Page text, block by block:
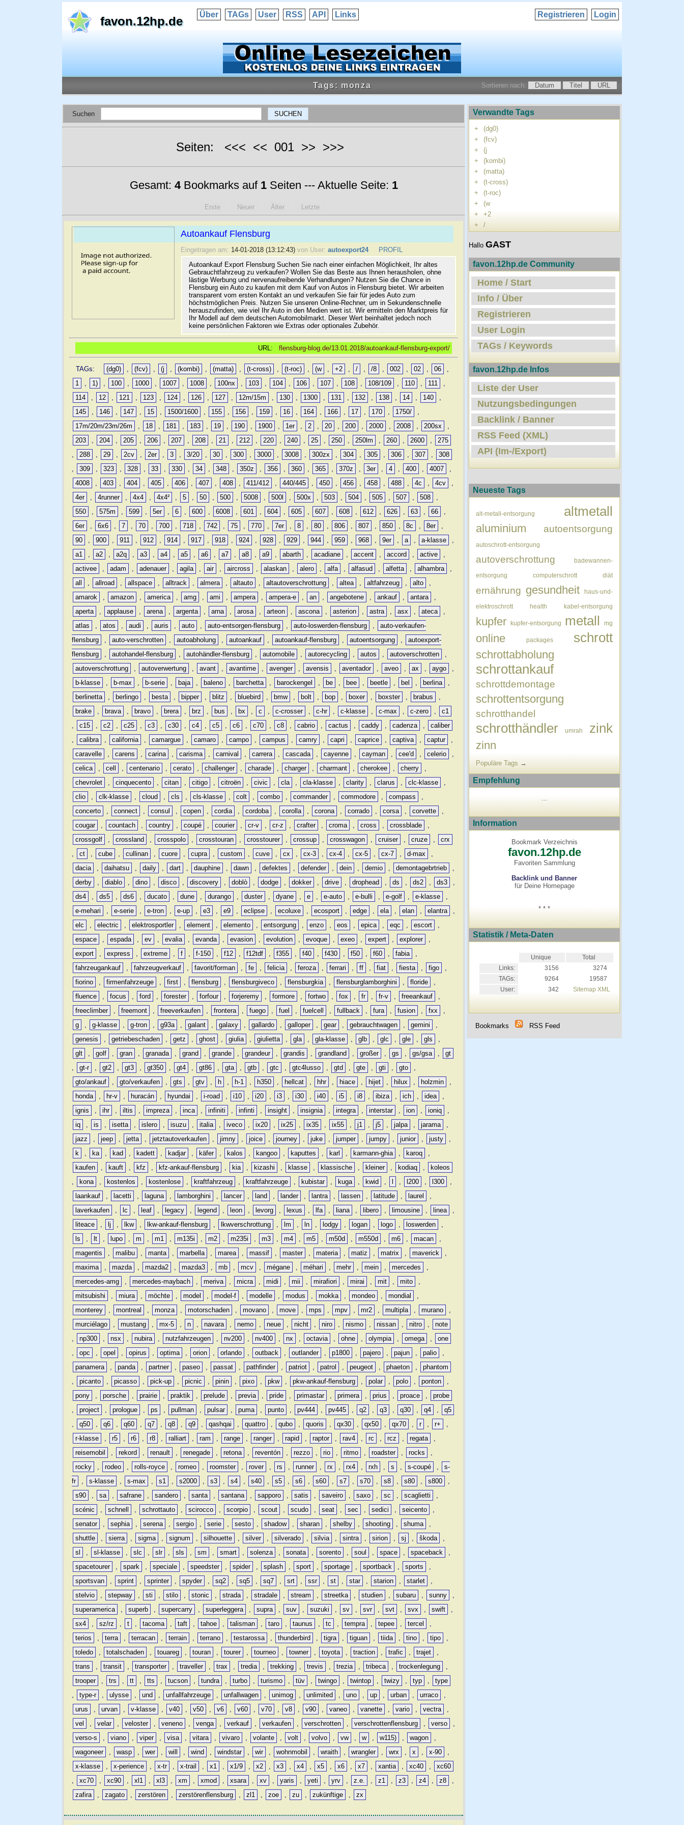
favon.12hp.de Über TAGs User RSS API Links Login
Registrieren
Tags: monza Sortieren nach: Datum Titel URL
Suchen
Seiten: <<< << 001 >> >>>
Gesamt: 4Bookmarks auf 1Seiten --- Aktuelle Seite: 1
Erste Neuer Älter Letzte
Autoankauf Flensburg
Eingetragen am: 14-01-2018 (13:12:43) von User: autoexport24
PROFIL
Autoankauf Export Flensburg Suchen Sie nach einer einfachen Möglichkeit, Ihr altes
Gebrauchtfahrzeug zu verkaufen? Wollen Sie das Beste aus Ihnen herausholen, ohne
lästige Werbung und nervenaufreibende Verhandlungen? Nutzen Sie die Chance in
Flensburg ein Auto zu kaufen mit dem Kauf von Autos in Flensburg bietet. Wir arbeiten
transparent vom ersten Kontakt an und verkaufen Sie fair für jedes Auto zum
höchstmöglichen Preis. Nutzen Sie unseren Online-Rechner, um in Sekundenschnelle
herauszufinden, wie viel Ihr Auto in den Medien wert ist. Wir ermitteln den Marktpreis für
Ihr Modell auf dem deutschen Automobilmarkt. Dieser Wert beinhaltet jedoch noch
keine persönlichen Faktoren wie Extras oder optionales Zubehör.
URL: flensburg-blog.de/13.01.2018/autoankauf-flensburg-export/
TAGs: (dg0) , (fcv) , (j , (kombi) , (matta) , (t-cross) , (t-roc) , (w , +2 , / , /8 , 002 , 02 , 06
,
1
, 1) , 100 , 1000 , 1007 , 1008 , 100nx , 103 , 104 , 106 , 107 , 108 , 108/109 , 110 , 111
,
114
, 12 , 121 , 123 , 124 , 126 , 127 , 12m/15m , 130 , 1300 , 131 , 132 , 138 , 14 , 140
,
145
, 146 , 147 , 15 , 1500/1600 , 155 , 156 , 159 , 16 , 164 , 166 , 17 , 170 , 1750/
,
17m/20m/23m/26m
, 18 , 181 , 183 , 19 , 190 , 1900 , 1er , 2 , 20 , 200 , 2000 , 2008 , 200sx
,
203
, 204 , 205 , 206 , 207 , 208 , 21 , 212 , 220 , 240 , 25 , 250 , 250lm , 260 , 2600 ,
275
,
288 , 29 , 2cv , 2er , 3 , 3/20 , 30 , 300 , 3000 , 3008 , 300zx , 304 , 305 , 306 , 307 ,
308
,
309 , 323 , 328 , 33 , 330 , 34 , 348 , 350z , 356 , 360 , 365 , 370z , 3er , 4 , 400 , 4007
,
4008
, 403 , 404 , 405 , 406 , 407 , 408 , 411/412 , 440/445 , 450 , 456 , 458 , 488 , 4c , 4cv
,
4er
, 4runner , 4x4 , 4x4² , 5 , 50 , 500 , 5008 , 500l , 500x , 503 , 504 , 505 , 507 , 508
,
550
, 575m , 599 , 5er , 6 , 600 , 6008 , 601 , 604 , 605 , 607 , 608 , 612 , 626 , 63 , 66
,
6er
, 6x6 , 7 , 70 , 700 , 718 , 742 , 75 , 770 , 7er , 8 , 80 , 806 , 807 , 850 , 8c , 8er
,
90
, 900 , 911 , 912 , 914 , 917 , 918 , 924 , 928 , 929 , 944 , 959 , 968 , 9er , a , a-klasse
,
a1
, a2 , a2q , a3 , a4 , a5 , a6 , a7 , a8 , a9 , abarth , acadiane , accent , accord , active
,
activee
, adam , adenauer , agila , air , aircross , alaskan , alero , alfa , alfasud , alfetta , alhambra
,
all
, allroad , allspace , alltrack , almera , altauto , altautoverschrottung , altea , altfahrzeug , alto
,
amarok
, amazon , america , amg , ami , ampera , ampera-e , an , angebotene , ankauf , antara
,
aperta
, applause , arena , argenta , arna , arosa , arteon , ascona , asterion , astra , asx , ateca
,
atlas
, atos , audi , auris , auto , auto-entsorgen-flensburg , auto-loswerden-flensburg ,
auto-verkaufen-
flensburg
, auto-verschrotten , autoabholung , autoankauf , autoankauf-flensburg , autoentsorgung ,
autoexport-
flensburg
, autohandel-flensburg , autohändler-flensburg , automobile , autorecycling , autos , autoverschrotten
,
autoverschrottung
, autoverwertung , avant , avantime , avenger , avensis , aventador , aveo , ax , aygo
,
b-klasse
, b-max , b-serie , baja , baleno , barchetta , barockengel , be , bee , beetle , bel , berlina
,
berlinetta
, berlingo , besta , bipper , blitz , bluebird , bmw , bolt , bop , boxer , boxster , brabus
,
brake
, brava , bravo , brera , brz , bus , bx , c , c-crosser , c-hr , c-klasse , c-max , c-zero ,
c1
,
c15 , c2 , c25 , c3 , c30 , c4 , c5 , c6 , c70 , c8 , cabrio , cactus , caddy , cadenza ,
caliber
,
calibra , california , camargue , camaro , campo , campus , camry , capri , caprice , captiva , captur
,
caravelle
, carens , carina , carisma , carnival , carrera , cascada , cayenne , cayman , cee'd , celerio
,
celica
, cell , centenario , cerato , challenger , charade , charger , charmant , cherokee , cherry
,
chevrolet
, cinquecento , citan , citigo , citroën , civic , cla , cla-klasse , clarity , clarus , clc-klasse
,
clio
, clk-klasse , cloud , cls , cls-klasse , colt , combo , commander , commodore , compass
,
concerto
, connect , consul , copen , cordia , cordoba , corolla , corona , corrado , corsa , corvette
,
cougar
, countach , country , coupé , courier , cr-v , cr-z , crafter , croma , cross , crossblade
,
crossgolf
, crossland , crosspolo , crosstouran , crosstourer , crossup , crosswagon , cruiser , cruze ,
crx
,
ct , cube , cullinan , cuore , cupra , custom , cuve , cx , cx-3 , cx-4 , cx-5 , cx-7 , d-max
,
dacia
, daihatsu , daily , dart , dauphine , dawn , defektes , defender , dein , demio , demontagebrtrieb
,
derby
, diablo , dino , disco , discovery , doblò , dodge , dokker , drive , drophead , ds , ds2 , ds3
,
ds4
, ds5 , ds6 , ducato , dune , durango , duster , dyane , e , e-auto , e-bulli , e-golf , e-klasse
,
e-mehari
, e-serie , e-tron , e-up , e3 , e9 , eclipse , ecoluxe , ecosport , edge , ela , elan , elantra
,
elc
, electric , elektrosportler , element , elemento , entsorgung , enzo , eos , epica , eqc , escort
,
espace
, espada , ev , evalia , evanda , evasion , evolution , evoque , exeo , expert , explorer
,
export
, express , extreme , f , f-150 , f12 , f12tdf , f355 , f40 , f430 , f50 , f60 , fabia
,
fahrzeugankauf
, fahrzeugverkauf , favorit/forman , fe , felicia , feroza , ferrari , ff , fiat , fiesta , figo
,
fiorino
, firmenfahrzeuge , first , flensburg , flensburgiveco , flensburgkia , flensburglamborghini , floride
,
fluence
, focus , ford , forester , forfour , forjeremy , formore , fortwo , fox , fr , fr-v , freeankauf
,
freeclimber
, freemont , freeverkaufen , frontera , fuego , fuel , fuelcell , fullback , fura , fusion , fxx
,
g
, g-klasse , g-tron , g93a , galant , galaxy , gallardo , galloper , gear , gebrauchtwagen , gemini
,
genesis
, getriebeschaden , getz , ghost , giulia , giulietta , gla , gla-klasse , glb , glc , gle , gls
,
glt
, golf , gran , granada , grand , grande , grandeur , grandis , grandland , großer , gs , gs/gsa ,
gt
,
gt-r , gt2 , gt3 , gt350 , gt4 , gt86 , gta , gtb , gtc , gtc4lusso , gtd , gte , gti , gto
,
gto/ankauf
, gto/verkaufen , gts , gtv , h , h-1 , h350 , hellcat , hhr , hiace , hijet , hilux , holzmin
,
honda
, hr-v , huracán , hyundai , i-road , i10 , i20 , i3 , i30 , i40 , i5 , i8 , ibiza , ich , idea
,
ignis
, ihr , iltis , impreza , inca , infiniti , infinti , insight , insignia , integra , interstar , ion , ioniq
,
iq
, is , isetta , islero , isuzu , italia , iveco , ix20 , ix25 , ix35 , ix55 , j1 , j5 , jalpa , jarama
,
jazz
, jeep , jetta , jetztautoverkaufen , jimny , joice , journey , juke , jumper , jumpy , junior , justy
,
k
, ka , kad , kadett , kadjar , käfer , kalos , kangoo , kaputtes , karl , karmann-ghia , karoq
,
kaufen
, kauft , kfz , kfz-ankauf-flensburg , kia , kizashi , klasse , klassische , kleiner , kodiaq ,
koleos
,
kona , kostenlos , kostenlose , kraftfahrzeug , kraftfahrzeuge , kubistar , kuga , kwid , , l200 , l300
,
laankauf
, lacetti , laguna , lamborghini , lancer , land , lander , lantra , lassen , latitude , laurel
,
laverkaufen
, lc , leaf , legacy , legend , leon , levorg , lexus , lfa , liana , libero , limousine , linea
,
liteace
, lj , lkw , lkw-ankauf-flensburg , lkwverschrottung , lm , ln , lodgy , logan , logo , loswerden
,
ls
, lt , lupo , m , m1 , m135i , m2 , m235i , m3 , m4 , m5 , m50d , m550d , m6 , macan
,
magentis
, malibu , manta , marbella , marea , massif , master , materia , matiz , matrix , maverick
,
maxima
, mazda , mazda2 , mazda3 , mb , mcv , mégane , méhari , mehr , mein , mercedes
,
mercedes-amg
, mercedes-maybach , meriva , micra , midi , mii , mirafiori , mirai , mit , mito
,
mitsubishi
, miura , möchte , model , model-f , modelle , modus , mokka , mondeo , mondial
,
monterey
, montreal , monza , motorschaden , movano , move , mps , mpv , mr2 , multipla , murano
,
murciélago
, mustang , mx-5 , n , navara , nemo , neue , nicht , niro , nismo , nissan , nitro ,
note
,
np300 , nsx , nubira , nutzfahrzeugen , nv200 , nv400 , nx , octavia , ohne , olympia , omega ,
one
,
opc , opel , opirus , optima , orion , orlando , outback , outlander , p1800 , pajero , pajun , palio
,
panamera
, panda , partner , paseo , passat , pathfinder , patriot , patrol , peugeot , phaeton ,
phantom
,
picanto , picasso , pick-up , picnic , pinin , pixo , pkw , pkw-ankauf-flensburg , polar , polo , ponton
,
pony
, porsche , prairie , praktik , prelude , previa , pride , primastar , primera , prius , proace ,
probe
,
project , prologue , ps , pullman , pulsar , puma , punto , pv444 , pv445 , q2 , q3 , q30 , q4 ,
q5
,
q50 , q6 , q60 , q7 , q8 , q9 , qashqai , quattro , qubo , quoris , qx30 , qx50 , qx70 , r , r+
,
r-klasse
, r5 , r6 , r8 , ralliart , ram , range , ranger , rapid , raptor , rav4 , rc , rcz , regata
,
reisemobil
, rekord , renault , renegade , retona , reventón , rezzo , rio , ritmo , roadster , rocks
,
rocky
, rodeo , rolls-royce , romeo , roomster , rover , rs , runner , rx , rx4 , rxh , s , s-coupé ,
s-
fr
, s-klasse , s-max , s1 , s2000 , s3 , s4 , s40 , s5 , s6 , s60 , s7 , s70 , s8 , s80 , s800
,
s90
, sa , safrane , sandero , santa , santana , sapporo , satis , saveiro , saxo , sc , scaglietti
,
scénic
, schnell , schrottauto , scirocco , scorpio , scout , scudo , seat , sec , sedici , seicento
,
senator
, sephia , serena , sergio , serie , sesto , shadow , sharan , shelby , shooting , shuma
,
shuttle
, sierra , sigma , signum , silhouette , silver , silverado , silvia , sintra , sirion , sj , škoda
,
sl
, sl-klasse , slc , slr , sls , sm , smart , solenza , sonata , sorento , soul , space , spaceback
,
spacetourer
, spark , speciale , speedster , spider , splash , sport , sportage , sportback , sports
,
sportsvan
, sprint , sprinter , spyder , sq2 , sq5 , sq7 , srt , ssr , st , star , starion , starlet
,
stelvio
, stepway , sti , stilo , stonic , strada , stradale , stream , streetka , studien , subaru , sunny
,
superamerica
, superb , supercarry , superleggera , supra , suv , suzuki , sv , svr , svt , svx , swift
,
sx4
, sz/rz , t , tacoma , taft , tahoe , talisman , taro , taunus , tc , tempra , tepee , tercel
,
terios
, terra , terracan , terrain , terrano , testarossa , thunderbird , tigra , tiguan , tiida , tino , tipo
,
toledo
, totalschaden , touareg , touran , tourer , tourneo , towner , toyota , traction , trafic , trajet
,
trans
, transit , transporter , traveller , trax , tredia , trekking , trevis , trezia , tribeca , trockenlegung
,
trooper
, trs , tt , tts , tucson , tundra , turbo , turismo , tüv , twingo , twintop , twizy , typ ,
type
,
type-r , ulysse , und , unfallfahrzeuge , unfallwagen , unimog , unlimited , uno , up , urban , urraco
,
urus
, urvan , v-klasse , v40 , v50 , v6 , v60 , v70 , v8 , v90 , vaneo , vanette , vario , vectra
,
vel
, velar , veloster , veneno , venga , verkauf , verkaufen , verschrotten , verschrottenflensburg , verso
,
verso-s
, viano , viper , visa , vitara , vivaro , volante , volt , volvo , vw , w , w115) , wagon
,
wagoneer
, wasp , wer , will , wind , windstar , wir , wohnmobil , wraith , wrangler , wrx , x , x-90
,
x-klasse
, x-perience , x-tr , x-trail , x1 , x1/9 , x2 , x3 , x4 , x5 , x6 , x7 , xantia , xc40 ,
xc60
,
xc70 , xc90 , xl1 , xl3 , xm , xmod , xsara , xv , yaris , yeti , yrv , z.e. , z1 , z3 , z4 , z8
,
zafira
, zagato , zerstören , zerstörenflensburg , zl1 , zoe , zu , zukünftige , zx
Verwandte Tags
+
(dg0)
+
(fcv)
+
(j
+
(kombi)
+
(matta)
+
(t-cross)
+
(t-roc)
+
(w
+
+2
+
/
Hallo GAST
favon.12hp.de Community
Home / Start
Info / Über
Registrieren
User Login
TAGs / Keywords
favon.12hp.de Infos
Liste der User
Nutzungsbedingungen
Backlink / Banner
RSS Feed (XML)
API (Im-/Export)
Neueste Tags
alt-metall-entsorgung altmetall
aluminium autoentsorgung
autoschrott-entsorgung
autoverschrottung badewannen-
entsorgung computerschrott diät
ernährung gesundheit haus-und-
elektroschrott health kabel-entsorgung
kupfer kupfer-entsorgung metall mg
online packages schrott
schrottabholung
schrottankauf
schrottdemontage
schrottentsorgung
schrotthandel
schrotthändler umrah zink
zinn
Populäre Tags →
Empfehlung
Information
Bookmark Verzeichnis
favon.12hp.de
Favoriten Sammlung
Backlink und Banner
für Deine Homepage
* * *
Statistik / Meta-Daten
Unique
Total
Links:
3156
3274
TAGs:
9264
19587
User:
342 Sitemap XML
Bookmarks RSS Feed